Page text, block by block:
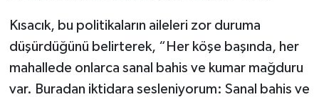
Kısacık, bu politikaların aileleri zor duruma
düşürdüğünü belirterek, “Her köşe başında, her
mahallede onlarca sanal bahis ve kumar mağduru
var. Buradan iktidara sesleniyorum: Sanal bahis ve